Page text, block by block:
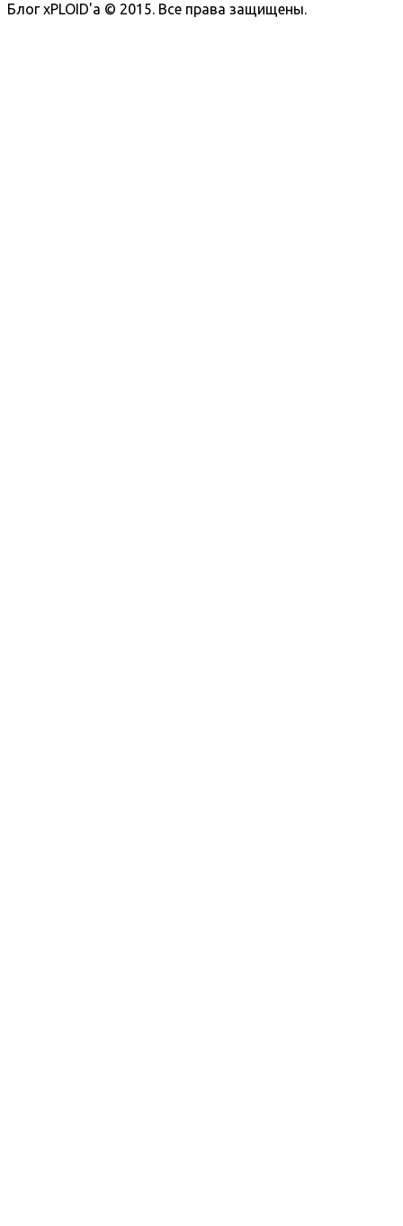
Блог xPLOID'a © 2015. Все права защищены.